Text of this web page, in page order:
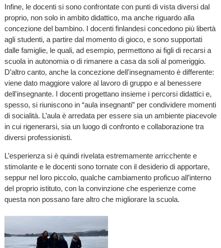
Infine, le docenti si sono confrontate con punti di vista diversi dal
proprio, non solo in ambito didattico, ma anche riguardo alla
concezione del bambino. I docenti finlandesi concedono più libertà
agli studenti, a partire dal momento di gioco, e sono supportati
dalle famiglie, le quali, ad esempio, permettono ai figli di recarsi a
scuola in autonomia o di rimanere a casa da soli al pomeriggio.
D’altro canto, anche la concezione dell'insegnamento è differente:
viene dato maggiore valore al lavoro di gruppo e al benessere
dell'insegnante. I docenti progettano insieme i percorsi didattici e,
spesso, si riuniscono in “aula insegnanti” per condividere momenti
di socialità. L’aula è arredata per essere sia un ambiente piacevole
in cui rigenerarsi, sia un luogo di confronto e collaborazione tra
diversi professionisti.
L’esperienza si è quindi rivelata estremamente arricchente e
stimolante e le docenti sono tornate con il desiderio di apportare,
seppur nel loro piccolo, qualche cambiamento proficuo all’interno
del proprio istituto, con la convinzione che esperienze come
questa non possano fare altro che migliorare la scuola.